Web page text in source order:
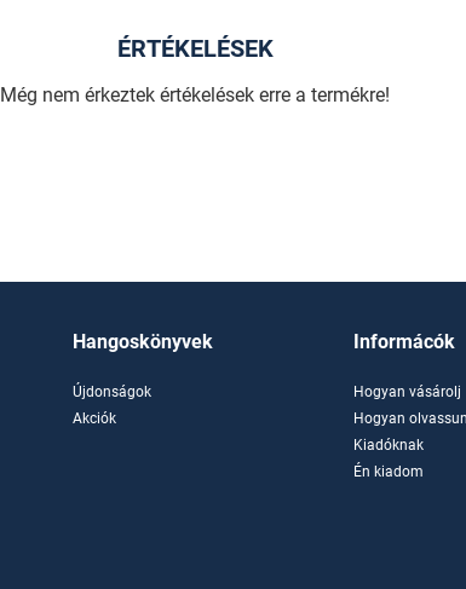
ÉRTÉKELÉSEK
Még nem érkeztek értékelések erre a termékre!
Hangoskönyvek
Újdonságok
Akciók
Informácók
Hogyan vásárolj
Hogyan
Kiadóknak
Én kiadom